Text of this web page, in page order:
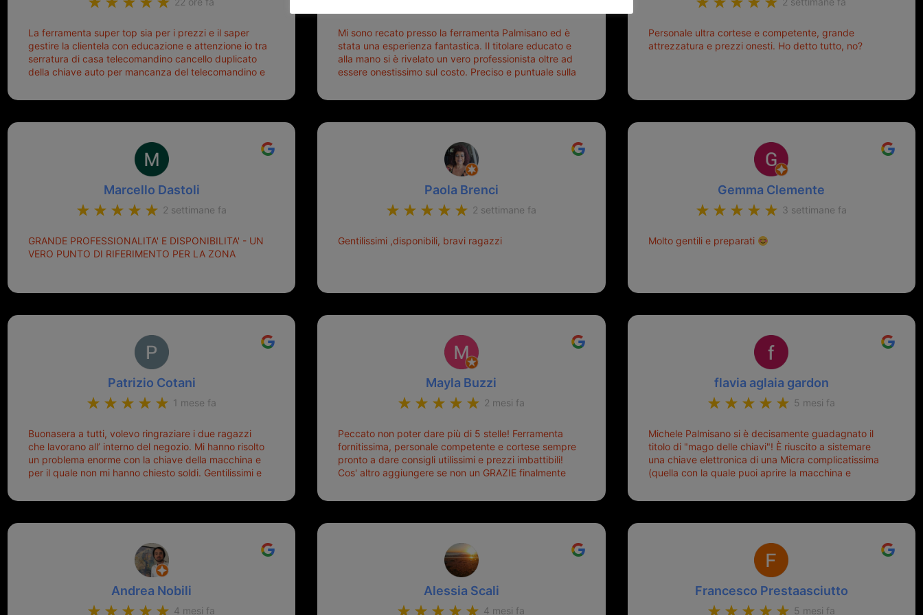
La ferramenta super top sia per i prezzi e il saper
gestire la clientela con educazione e attenzione io tra
serratura di casa telecomandino cancello duplicato
della chiave auto per mancanza del telecomandino e
meglio ferramenta de ostia e poi il prorietario il signor
Mi sono recato presso la ferramenta Palmisano ed è
stata una esperienza fantastica. Il titolare educato e
alla mano si è rivelato un vero professionista oltre ad
essere onestissimo sul costo. Preciso e puntuale sulla
Personale ultra cortese e competente, grande
attrezzatura e prezzi onesti. Ho detto tutto, no?
Marcello Dastoli
2 settimane fa
GRANDE PROFESSIONALITA' E DISPONIBILITA' - UN
VERO PUNTO DI RIFERIMENTO PER LA ZONA
Paola Brenci
2 settimane fa
Gentilissimi ,disponibili, bravi ragazzi
Gemma Clemente
3 settimane fa
Molto gentili e preparati
Patrizio Cotani
1 mese fa
Buonasera a tutti, volevo ringraziare i due ragazzi
che lavorano all’ interno del negozio. Mi hanno risolto
un problema enorme con la chiave della macchina e
per il quale non mi hanno chiesto soldi. Gentilissimi e
Sicuramente tornerò qui per qualsiasi altro problema.
Mayla Buzzi
2 mesi fa
Peccato non poter dare più di 5 stelle! Ferramenta
fornitissima, personale competente e cortese sempre
pronto a dare consigli utilissimi e prezzi imbattibili!
Cos' altro aggiungere se non un GRAZIE finalmente
siete il mio riferimento. Ah dimenticavo...da loro sono
trove! Top top top!!!
flavia aglaia gardon
5 mesi fa
Michele Palmisano si è decisamente guadagnato il
titolo di "mago delle chiavi"! È riuscito a sistemare
una chiave elettronica di una Micra complicatissima
(quella con la quale puoi aprire la macchina e
borsa!) che era pronta per la pattumiera... Avevo
pietose, si era perso il coperchietto, la chiave era
bisognava stare attenti che non ti staccasse la
chiave dal blocchetto e talvolta non faceva bene il
contatto nel quadro e bisognava armeggiare un po',
praticamente entrare e mettere in moto era un terno
al Lotto; ormai pensavo di dover prendere un mutuo
Andrea Nobili
4 mesi fa
Alessia Scali
4 mesi fa
Francesco Prestaasciutto
5 mesi fa